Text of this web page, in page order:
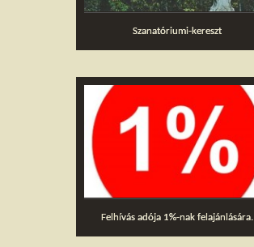
Szanatóriumi-kereszt
Felhívás adója 1%-nak felajánlására.